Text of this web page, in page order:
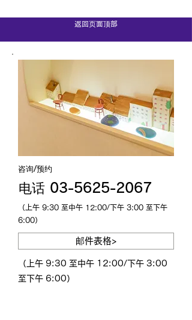
返回页面顶部
咨询/预约
电话 03-5625-2067
（上午 9:30 至中午 12:00/下午 3:00 至下午
6:00）
邮件表格>
（上午 9:30 至中午 12:00/下午 3:00
至下午 6:00）